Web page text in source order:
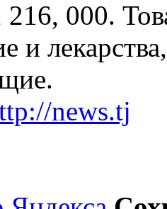
216, 000.
и
news.tj